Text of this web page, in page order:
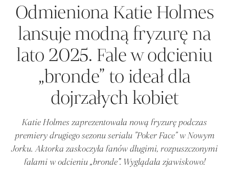
Odmieniona Katie Holmes
lansuje modną fryzurę na
lato 2025. Fale w odcieniu
„bronde” to ideał dla
dojrzałych kobiet
Katie Holmes zaprezentowała nową fryzurę podczas
premiery drugiego sezonu serialu "Poker Face" w Nowym
Jorku. Aktorka zaskoczyła fanów długimi, rozpuszczonymi
falami w odcieniu „bronde”. Wyglądała zjawiskowo!